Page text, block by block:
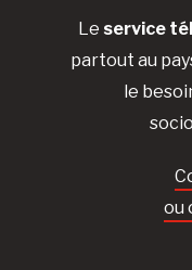
Le service
partout au
le
ou